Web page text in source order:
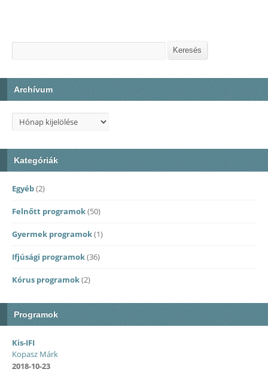
Keresés Keresés
Archívum
Archívum
Kategóriák
Egyéb(2)
Felnőtt programok(50)
Gyermek programok(1)
Ifjúsági programok(36)
Kórus programok(2)
Programok
Kis-IFI
Kopasz Márk
2018-10-23